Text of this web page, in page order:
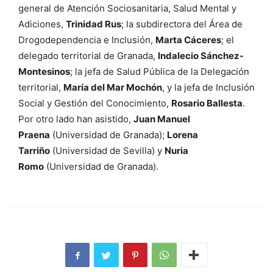
general de Atención Sociosanitaria, Salud Mental y
Adiciones, Trinidad Rus; la subdirectora del Área de
Drogodependencia e Inclusión, Marta Cáceres; el
delegado territorial de Granada, Indalecio Sánchez-
Montesinos; la jefa de Salud Pública de la Delegación
territorial, María del Mar Mochón, y la jefa de Inclusión
Social y Gestión del Conocimiento, Rosario Ballesta.
Por otro lado han asistido, Juan Manuel
Praena (Universidad de Granada); Lorena
Tarriño (Universidad de Sevilla) y Nuria
Romo (Universidad de Granada).